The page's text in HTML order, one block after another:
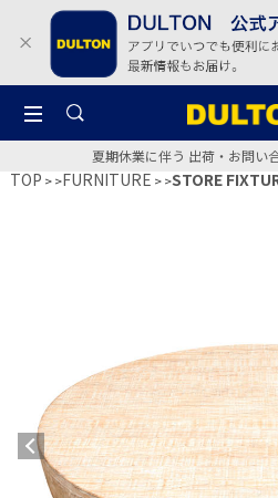
夏期休業に伴う 出荷・お問い
TOP >FURNITURE >STORE